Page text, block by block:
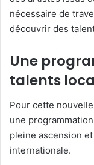
nécessaire de
découvrir des
Une
talents
Pour cette
une
pleine ascension
internationale.